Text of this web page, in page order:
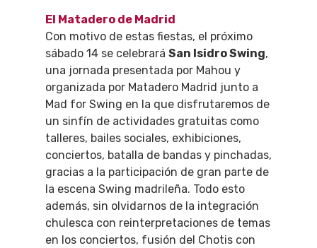
El Matadero de Madrid
Con motivo de estas fiestas, el próximo
sábado 14 se celebrará San Isidro Swing,
una jornada presentada por Mahou y
organizada por Matadero Madrid junto a
Mad for Swing en la que disfrutaremos de
un sinfín de actividades gratuitas como
talleres, bailes sociales, exhibiciones,
conciertos, batalla de bandas y pinchadas,
gracias a la participación de gran parte de
la escena Swing madrileña. Todo esto
además, sin olvidarnos de la integración
chulesca con reinterpretaciones de temas
en los conciertos, fusión del Chotis con